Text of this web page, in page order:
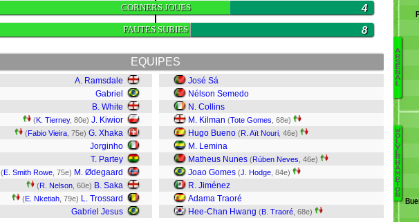
CORNERS JOUES 4
FAUTES SUBIES 8
EQUIPES
A. Ramsdale
Gabriel
B. White
(K. Tierney, 80e) J. Kiwior
(Fabio Vieira , 75e) G. Xhaka
Jorginho
T. Partey
(E. Smith Rowe , 75e) M. Ødegaard
(R. Nelson , 60e) B. Saka
(E. Nketiah , 79e) L. Trossard
Gabriel Jesus
José Sá
Nélson Semedo
N. Collins
M. Kilman (Tote Gomes , 68e)
Hugo Bueno (R. Aït Nouri , 46e)
M. Lemina
Matheus Nunes (Rúben Neves , 46e)
Joao Gomes (J. Hodge , 84e)
R. Jiménez
Adama Traoré
Hee-Chan Hwang (B. Traoré , 68e)
A
R
S
E
N
A
L
W
O
L
V
E
R
H
A
M
P
O
N